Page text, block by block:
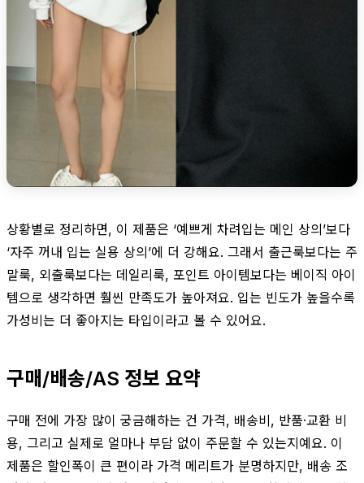
상황별로 정리하면, 이 제품은 ‘예쁘게 차려입는 메인 상의’보다
‘자주 꺼내 입는 실용 상의’에 더 강해요. 그래서 출근룩보다는 주
말룩, 외출룩보다는 데일리룩, 포인트 아이템보다는 베이직 아이
템으로 생각하면 훨씬 만족도가 높아져요. 입는 빈도가 높을수록
가성비는 더 좋아지는 타입이라고 볼 수 있어요.
구매/배송/AS 정보 요약
구매 전에 가장 많이 궁금해하는 건 가격, 배송비, 반품·교환 비
용, 그리고 실제로 얼마나 부담 없이 주문할 수 있는지예요. 이
제품은 할인폭이 큰 편이라 가격 메리트가 분명하지만, 배송 조